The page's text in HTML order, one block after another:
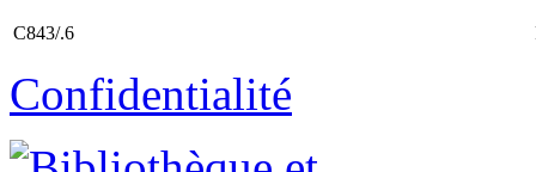
C843/.6
Confidentialité